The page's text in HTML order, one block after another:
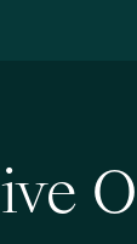
ive O